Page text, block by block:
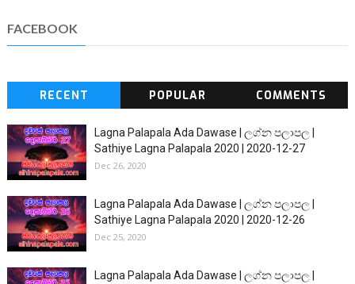
FACEBOOK
RECENT POPULAR COMMENTS
Lagna Palapala Ada Dawase | ලග්න පලාපල |
Sathiye Lagna Palapala 2020 | 2020-12-27
Dec 26, 2020
Lagna Palapala Ada Dawase | ලග්න පලාපල |
Sathiye Lagna Palapala 2020 | 2020-12-26
Dec 25, 2020
Lagna Palapala Ada Dawase | ලග්න පලාපල |